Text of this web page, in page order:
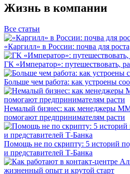
Жизнь в компании
Все статьи
«Каргилл» в России: почва для роста
ГК «Император»: путешествовать,
Больше чем работа: как устроены
Немалый бизнес: как менеджеры
помогают предпринимателям расти
Помощь не по скрипту: 5 историй
и представителей Т-Банка